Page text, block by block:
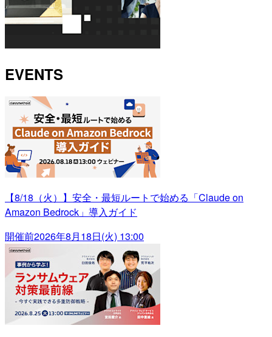
EVENTS
【8/18（火）】安全・最短ルートで始める「Claude on
Amazon Bedrock」導入ガイド
開催前2026年8月18日(火) 13:00